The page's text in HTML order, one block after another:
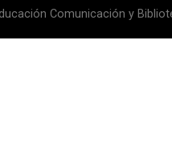
Comunicación y